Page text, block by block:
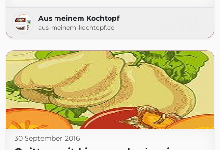
Aus meinem Kochtopf
aus-meinem-kochtopf.de
30 September 2016